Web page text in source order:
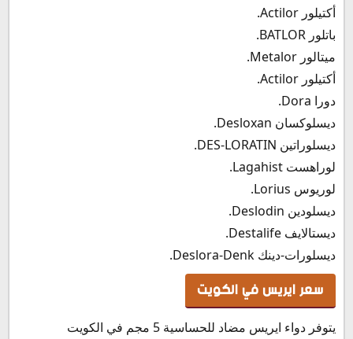
أكتيلور Actilor.
باتلور BATLOR.
ميتالور Metalor.
أكتيلور Actilor.
دورا Dora.
ديسلوكسان Desloxan.
ديسلوراتين DES-LORATIN.
لوراهست Lagahist.
لوريوس Lorius.
ديسلودين Deslodin.
ديستالايف Destalife.
ديسلورات-دينك Deslora-Denk.
سعر ايريس في الكويت
يتوفر دواء ايريس مضاد للحساسية 5 مجم في الكويت